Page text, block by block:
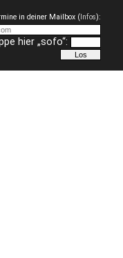
in deiner Mailbox (Infos):
hier „sofo“: